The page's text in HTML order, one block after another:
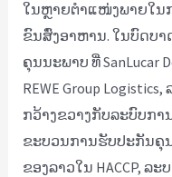
ໃນຫຼາຍຕຳແໜ່ງພາຍໃນ
ຂົນສົ່ງອາຫານ. ໃນບົດບ
ຄຸນນະພາບ ທີ່ SanLucar
REWE Group
ກວ້າງຂວາງກັບລະບົບກາ
ຂະບວນການຮັບປະກັນຄຸ
ຂອງລາວໃນ HACCP, ລ